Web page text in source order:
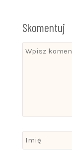
Skomentuj